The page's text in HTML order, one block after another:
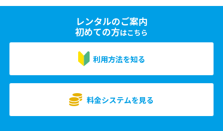
レンタルのご案内
初めての方はこちら
利用方法を知る
料金システムを見る